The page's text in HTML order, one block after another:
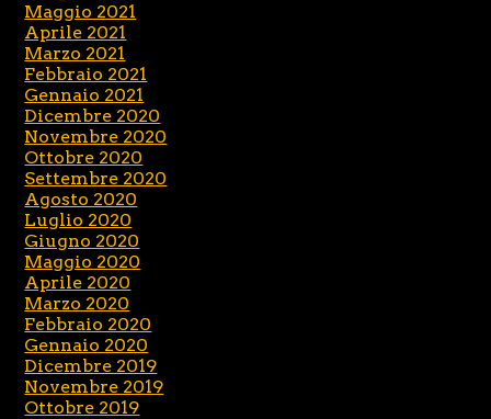
Maggio 2021
Aprile 2021
Marzo 2021
Febbraio 2021
Gennaio 2021
Dicembre 2020
Novembre 2020
Ottobre 2020
Settembre 2020
Agosto 2020
Luglio 2020
Giugno 2020
Maggio 2020
Aprile 2020
Marzo 2020
Febbraio 2020
Gennaio 2020
Dicembre 2019
Novembre 2019
Ottobre 2019